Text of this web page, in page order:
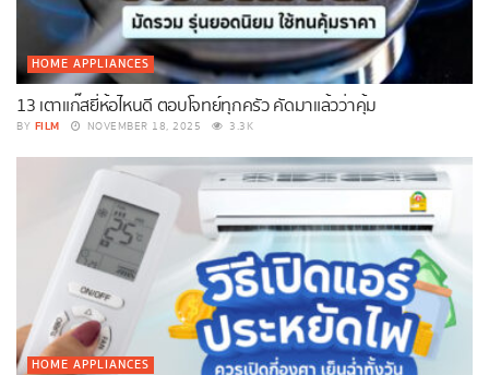
HOME APPLIANCES
13 เตาแก๊สยี่ห้อไหนดี ตอบโจทย์ทุกครัว คัดมาแล้วว่าคุ้ม
BY FILM NOVEMBER 18, 2025 3.3K
HOME APPLIANCES